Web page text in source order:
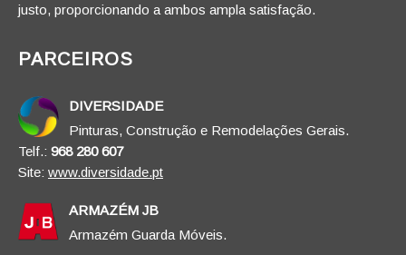
justo, proporcionando a ambos ampla satisfação.
PARCEIROS
DIVERSIDADE
Pinturas, Construção e Remodelações Gerais.
Telf.: 968 280 607
Site: www.diversidade.pt
ARMAZÉM JB
Armazém Guarda Móveis.